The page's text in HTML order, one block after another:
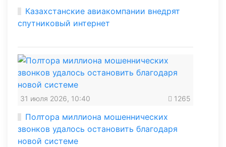
Казахстанские авиакомпании внедрят
спутниковый интернет
31 июля 2026, 10:40 1265
Полтора миллиона мошеннических
звонков удалось остановить благодаря
новой системе